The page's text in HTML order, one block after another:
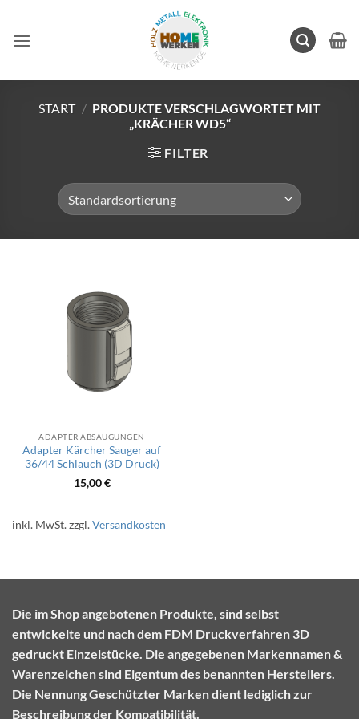
springen
START / PRODUKTE VERSCHLAGWORTET MIT
„KRÄCHER WD5“
FILTER
ADAPTER ABSAUGUNGEN
Adapter Kärcher Sauger auf
36/44 Schlauch (3D Druck)
15,00€
inkl. MwSt.zzgl.Versandkosten
Die im Shop angebotenen Produkte, sind selbst
entwickelte und nach dem FDM Druckverfahren 3D
gedruckt Einzelstücke. Die angegebenen Markennamen &
Warenzeichen sind Eigentum des benannten Herstellers.
Die Nennung Geschützter Marken dient lediglich zur
Beschreibung der Kompatibilität.